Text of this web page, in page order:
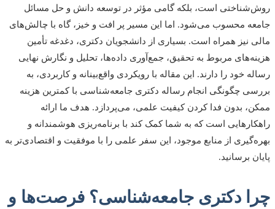
است، بلکه گامی مؤثر در توسعه دانش و حل مسائل
محسوب می‌شود. اما این مسیر پر افت و خیز، گاه با چالش‌های
نیز همراه است. بسیاری از دانشجویان دکتری، دغدغه تأمین
مربوط به تحقیق، جمع‌آوری داده‌ها، تحلیل و نگارش نهایی
خود را دارند. این مقاله با رویکردی واقع‌بینانه و کاربردی، به
چگونگی انجام رساله دکتری جامعه‌شناسی با کمترین هزینه
بدون فدا کردن کیفیت علمی، می‌پردازد. هدف ما ارائه
است که به شما کمک کند با برنامه‌ریزی هوشمندانه و
از منابع موجود، این سفر علمی را با موفقیت و اقتصادی‌تر به
برسانید.
دکتری جامعه‌شناسی؟ فرصت‌ها و